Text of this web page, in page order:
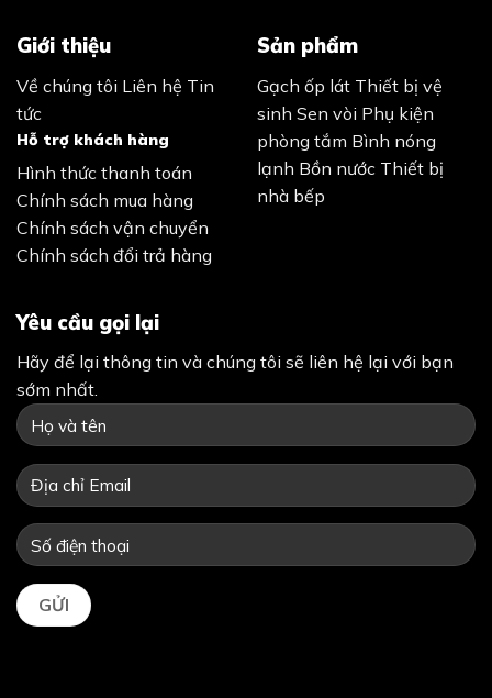
Giới thiệu
Về chúng tôi Liên hệ Tin
tức
Hỗ trợ khách hàng
Hình thức thanh toán
Chính sách mua hàng
Chính sách vận chuyển
Chính sách đổi trả hàng
Sản phẩm
Gạch ốp lát Thiết bị vệ
sinh Sen vòi Phụ kiện
phòng tắm Bình nóng
lạnh Bồn nước Thiết bị
nhà bếp
Yêu cầu gọi lại
Hãy để lại thông tin và chúng tôi sẽ liên hệ lại với bạn
sớm nhất.